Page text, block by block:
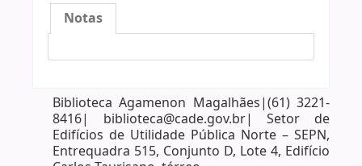
Notas
Biblioteca Agamenon Magalhães|(61) 3221-
8416| biblioteca@cade.gov.br| Setor de
Edifícios de Utilidade Pública Norte – SEPN,
Entrequadra 515, Conjunto D, Lote 4, Edifício